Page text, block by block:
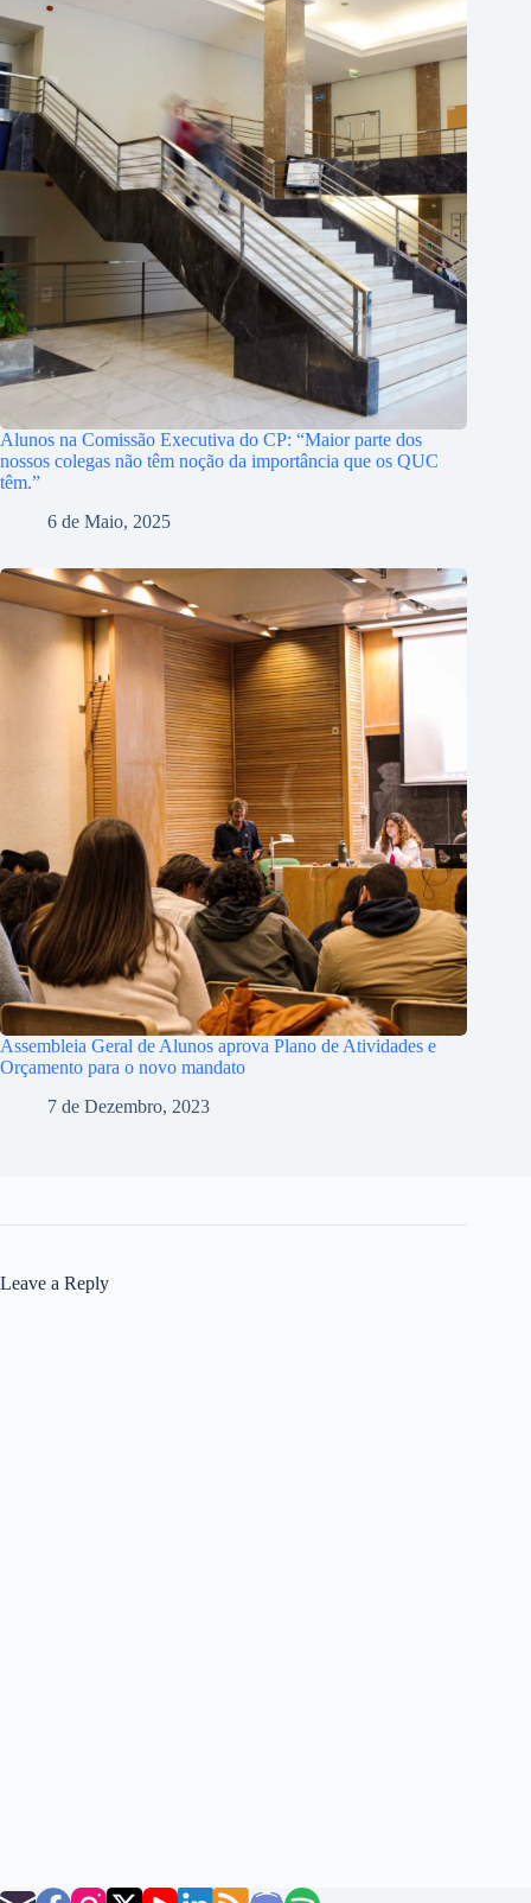
Alunos na Comissão Executiva do CP: “Maior parte dos
nossos colegas não têm noção da importância que os QUC
têm.”
6 de Maio, 2025
Assembleia Geral de Alunos aprova Plano de Atividades e
Orçamento para o novo mandato
7 de Dezembro, 2023
Leave a Reply